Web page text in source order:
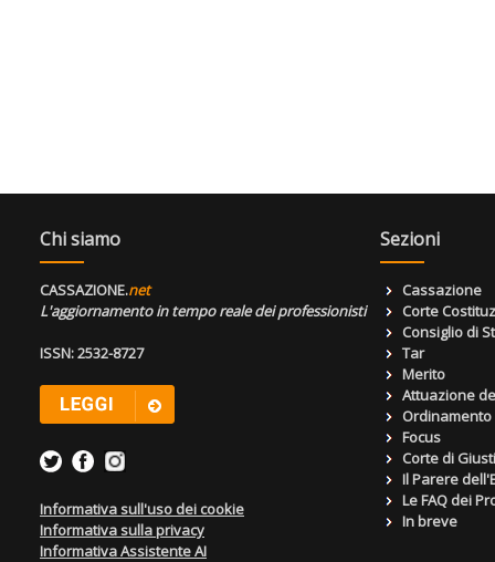
Chi siamo
CASSAZIONE.net
L'aggiornamento in tempo reale dei professionisti
ISSN: 2532-8727
Informativa sull'uso dei cookie
Informativa sulla privacy
Informativa Assistente AI
Sezioni
Cassazione
Corte
Consiglio di
Tar
Merito
Attuazione
Focus
Corte di
Il Parere
Le FAQ dei
In breve